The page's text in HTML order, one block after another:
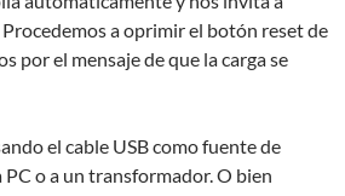
a oprimir el botón reset de
por el mensaje de que la carga se
el cable USB como fuente de
PC o a un transformador. O bien